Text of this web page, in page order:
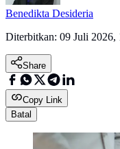
Benedikta Desideria
Diterbitkan: 09 Juli 2026,
Share
Copy Link
Batal